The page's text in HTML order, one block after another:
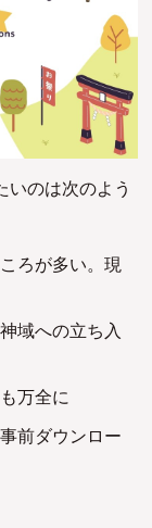
いのは次のよう
ろが多い。現
域への立ち入
万全に
前ダウンロー